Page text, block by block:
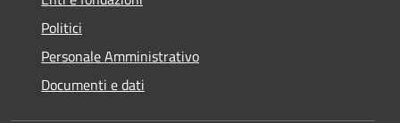
Politici
Personale Amministrativo
Documenti e dati